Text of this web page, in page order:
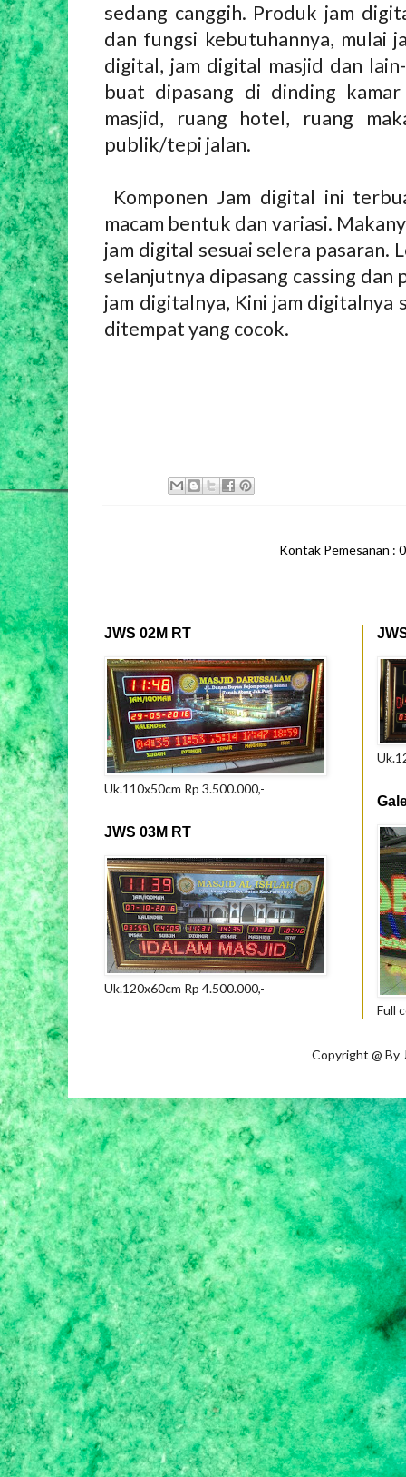
sedang canggih. Produk jam
dan fungsi kebutuhannya, mulai
digital, jam digital masjid dan
buat dipasang di dinding
masjid, ruang hotel, ruang
publik/tepi jalan.
Komponen Jam digital ini
macam bentuk dan variasi.
jam digital sesuai selera pasaran.
selanjutnya dipasang cassing
jam digitalnya, Kini jam digitalnya
ditempat yang cocok.
Kontak Pemesanan :
JWS 02M RT
Uk.110x50cm Rp 3.500.000,-
JWS 03M RT
Uk.120x60cm Rp 4.500.000,-
Full
Copyright @ By